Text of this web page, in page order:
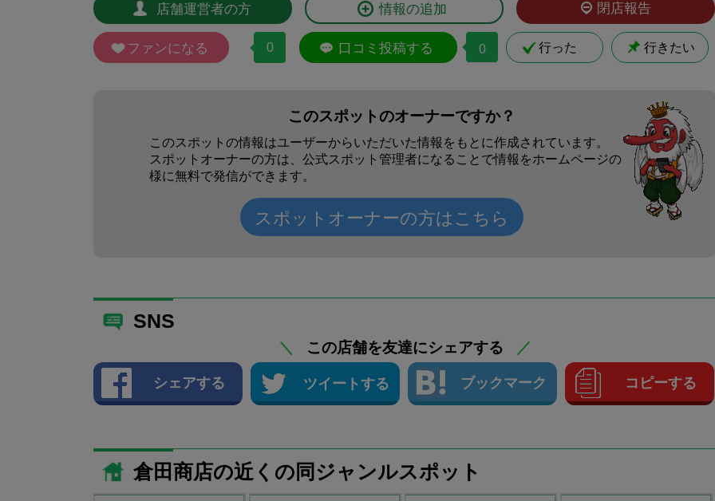
店舗運営者の方 情報の追加 閉店報告
ファンになる 0 口コミ投稿する 0 行った 行きたい
このスポットのオーナーですか？
このスポットの情報はユーザーからいただいた情報をもとに作成されています。
スポットオーナーの方は、公式スポット管理者になることで情報をホームページの
様に無料で発信ができます。
スポットオーナーの方はこちら
SNS
＼ この店舗を友達にシェアする ／
シェアする ツイートする ブックマーク コピーする
倉田商店の近くの同ジャンルスポット